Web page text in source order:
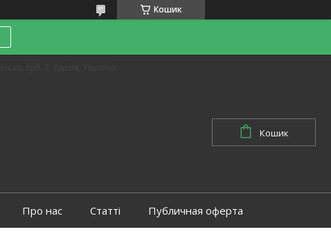
Кошик
Кошик
Про нас Статті Публичная оферта